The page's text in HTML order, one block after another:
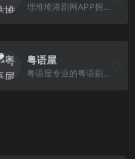
埋堆堆港剧网APP拥有海量全网正版独播的TVB云播剧集、最新粤语直播频道及TVB粉丝汇聚的埋堆社区，粤语电视剧、电影在线观看视频，丰富的港剧排行榜、 经典港剧推荐，为用户提供丰富的影视文娱内容，让用户粤享精彩娱乐时光
粤语屋
粤语屋专业的粤语剧网站,每天更新最新港剧,港剧追剧必看！提供最全的TVB电视剧，2019最新TVB港剧，香港电影，香港综艺，每天第一时间更新，为港剧迷爱好者提供高质量港剧观看平台网站！